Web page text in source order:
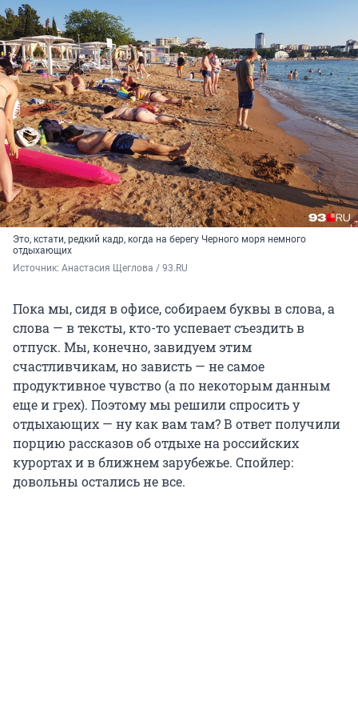
Это, кстати, редкий кадр, когда на берегу Черного моря немного
отдыхающих
Источник: Анастасия Щеглова / 93.RU
Пока мы, сидя в офисе, собираем буквы в слова, а
слова — в тексты, кто-то успевает съездить в
отпуск. Мы, конечно, завидуем этим
счастливчикам, но зависть — не самое
продуктивное чувство (а по некоторым данным
еще и грех). Поэтому мы решили спросить у
отдыхающих — ну как вам там? В ответ получили
порцию рассказов об отдыхе на российских
курортах и в ближнем зарубежье. Спойлер:
довольны остались не все.